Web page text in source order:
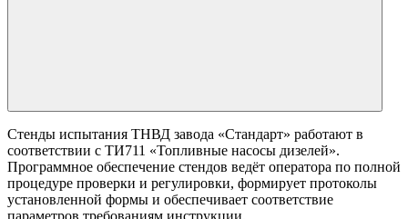
Стенды испытания ТНВД завода «Стандарт» работают в
соответствии с ТИ711 «Топливные насосы дизелей».
Программное обеспечение стендов ведёт оператора по полной
процедуре проверки и регулировки, формирует протоколы
установленной формы и обеспечивает соответствие
параметров требованиям инструкции.